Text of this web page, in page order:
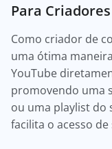
Para
Como criador de
uma ótima
YouTube
promovendo uma
ou uma playlist do
facilita o acesso